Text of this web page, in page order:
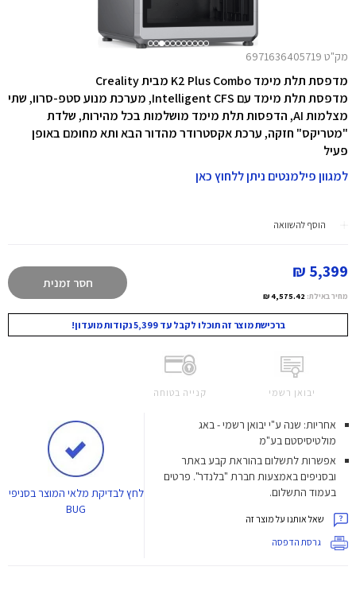
מק"ט 6971636405719
מדפסת תלת מימד K2 Plus Combo מבית Creality
מדפסת תלת מימד עם Intelligent CFS, מערכת מנוע סטפ-סרוו,שתי
מצלמות AI,
הדפסות תלת מימד מושלמות בכל מהירות,שלדת
"מטריקס" חזקה, ערכת אקסטרודר מהדור הבא ותא מחומם באופן
פעיל
למגוון פילמנטים ניתן ללחוץ כאן
הוסף להשוואה
5,399 ₪
מחיר באילת: 4,575.42 ₪
חסר זמנית
ברכישת מוצר זה תוכלו לקבל עד 5,399 נקודות מועדון!
יבואן רשמי קנייה בטוחה
אחריות: שנה ע"י יבואן רשמי - באג
מולטיסיסטם בע"מ
אפשרות לתשלום בהוראת קבע באתר
ובסניפים באמצעות חברת "בלנדר". פרטים
בעמוד התשלום.
שאל אותנו על מוצר זה
גרסת הדפסה
לחץלבדיקת מלאי המוצר בסניפי
BUG